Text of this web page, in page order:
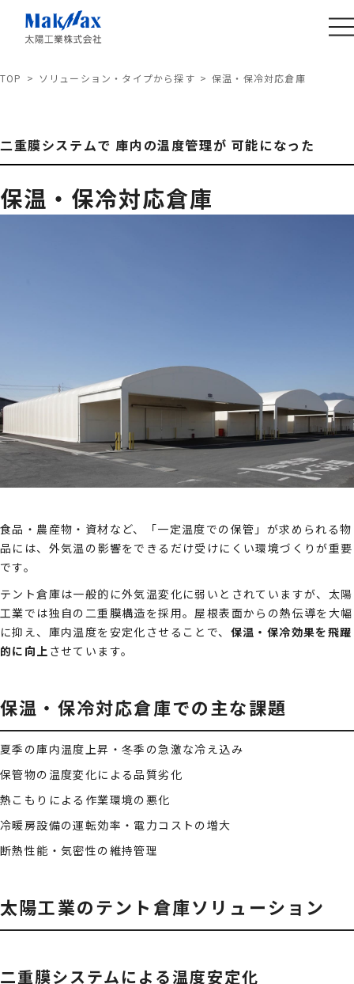
TOP ソリューション・タイプから探す 保温・保冷対応倉庫
二重膜システムで 庫内の温度管理が 可能になった
保温・保冷対応倉庫
食品・農産物・資材など、「一定温度での保管」が求められる物
品には、外気温の影響をできるだけ受けにくい環境づくりが重要
です。
テント倉庫は一般的に外気温変化に弱いとされていますが、太陽
工業では独自の二重膜構造を採用。屋根表面からの熱伝導を大幅
に抑え、庫内温度を安定化させることで、 保温・保冷効果を飛躍
的に向上 させています。
保温・保冷対応倉庫での主な課題
夏季の庫内温度上昇・冬季の急激な冷え込み
保管物の温度変化による品質劣化
熱こもりによる作業環境の悪化
冷暖房設備の運転効率・電力コストの増大
断熱性能・気密性の維持管理
太陽工業のテント倉庫ソリューション
二重膜システムによる温度安定化